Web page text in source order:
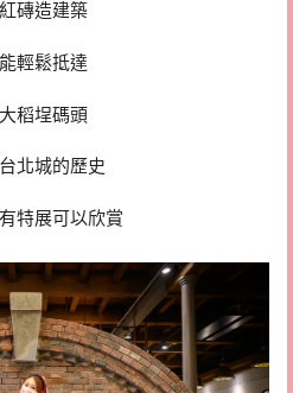
磚造建築
輕鬆抵達
稻埕碼頭
北城的歷史
特展可以欣賞